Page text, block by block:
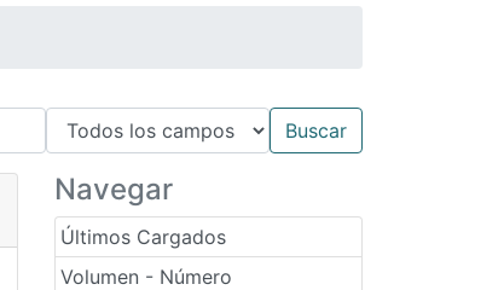
Navegar
Últimos Cargados
Volumen - Número